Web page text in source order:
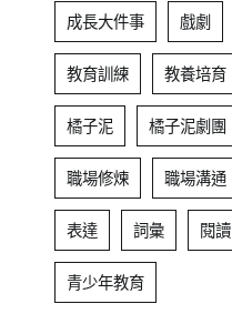
成長大件事 戲劇
教育訓練 教養培育
橘子泥 橘子泥劇團
職場修煉 職場溝通
表達 詞彙 閱讀
青少年教育